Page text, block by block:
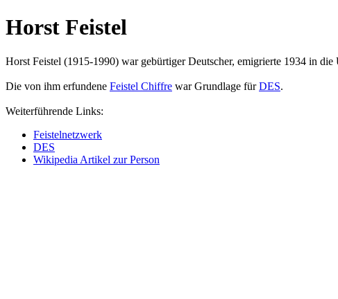
Horst Feistel
Horst Feistel (1915-1990) war gebürtiger Deutscher, emigrierte 1934 in
Die von ihm erfundene Feistel Chiffre war Grundlage fürDES.
Weiterführende Links:
Feistelnetzwerk
DES
Wikipedia Artikel zur Person